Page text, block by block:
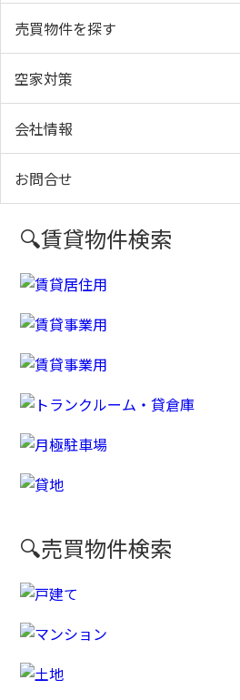
売買物件を探す
空家対策
会社情報
お問合せ
🔍賃貸物件検索
🔍売買物件検索